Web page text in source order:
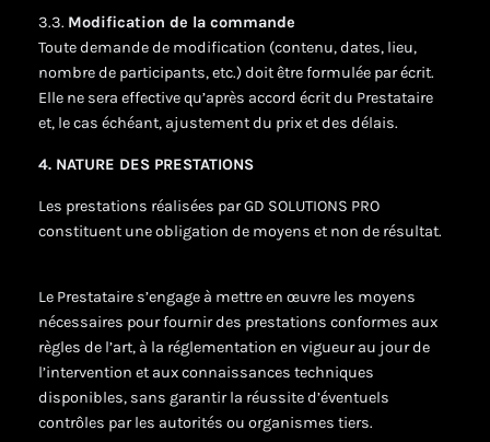
3.3. Modification de la commande
Toute demande de modification (contenu, dates, lieu,
nombre de participants, etc.) doit être formulée par écrit.
Elle ne sera effective qu’après accord écrit du Prestataire
et, le cas échéant, ajustement du prix et des délais.
4. NATURE DES PRESTATIONS
Les prestations réalisées par GD SOLUTIONS PRO
constituent une obligation de moyens et non de résultat.
Le Prestataire s’engage à mettre en œuvre les moyens
nécessaires pour fournir des prestations conformes aux
règles de l’art, à la réglementation en vigueur au jour de
l’intervention et aux connaissances techniques
disponibles, sans garantir la réussite d’éventuels
contrôles par les autorités ou organismes tiers.